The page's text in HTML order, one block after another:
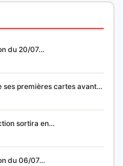
du 20/07…
ses premières cartes avant…
sortira en…
du 06/07…